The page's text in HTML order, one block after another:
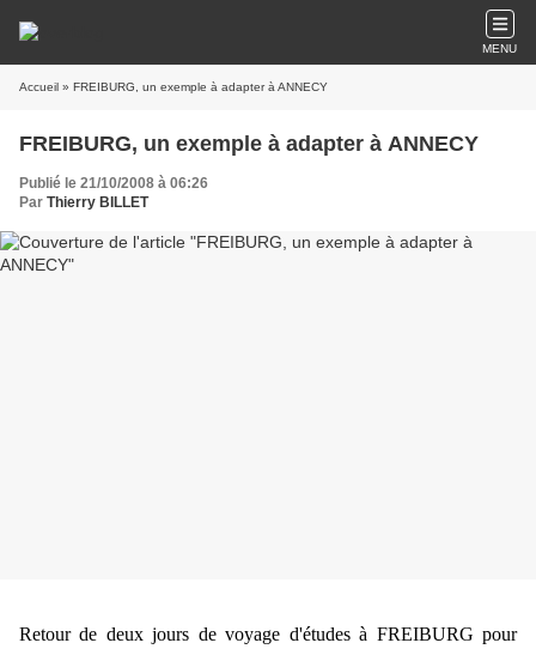
MENU
Accueil » FREIBURG, un exemple à adapter à ANNECY
FREIBURG, un exemple à adapter à ANNECY
Publié le 21/10/2008 à 06:26
Par Thierry BILLET
Retour de deux jours de voyage d'études à FREIBURG pour